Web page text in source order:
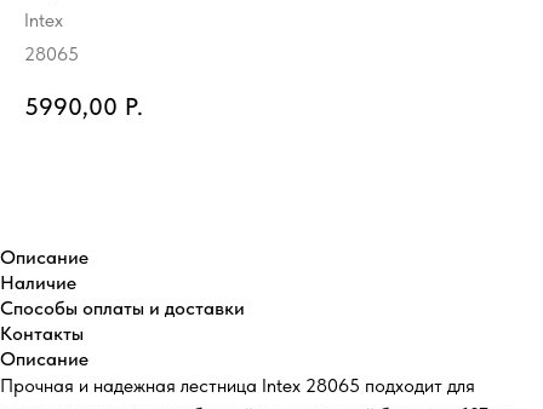
Intex
28065
5990,00 Р.
Описание
Наличие
Способы оплаты и доставки
Контакты
Описание
Прочная и надежная лестница Intex 28065 подходит для